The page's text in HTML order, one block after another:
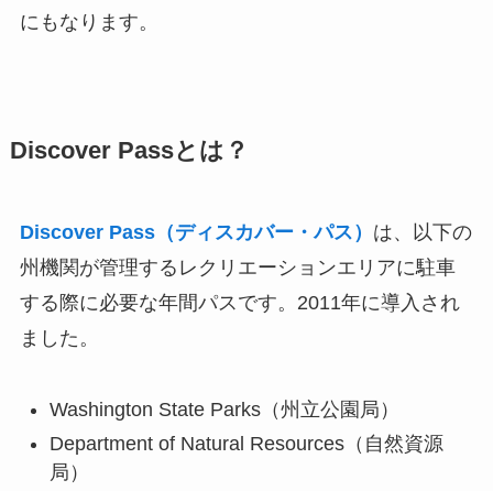
にもなります。
Discover Passとは？
Discover Pass（ディスカバー・パス） は、以下の
州機関が管理するレクリエーションエリアに駐車
する際に必要な年間パスです。2011年に導入され
ました。
Washington State Parks（州立公園局）
Department of Natural Resources（自然資源
局）